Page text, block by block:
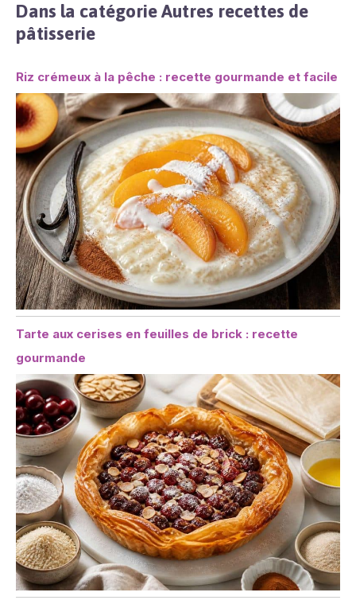
Dans la catégorie Autres recettes de
pâtisserie
Riz crémeux à la pêche : recette gourmande et facile
Tarte aux cerises en feuilles de brick : recette
gourmande